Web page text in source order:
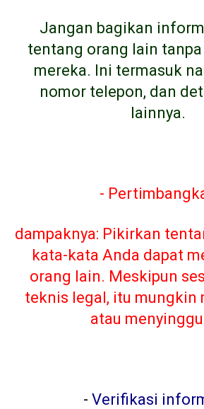
Jangan bagikan
tentang orang lain
mereka. Ini termasuk
nomor telepon, dan
lainnya.
-
dampaknya: Pikirkan
kata-kata Anda dapat
orang lain. Meskipun
teknis legal, itu mungkin
atau
- Verifikasi